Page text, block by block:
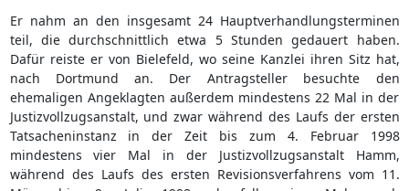
Er nahm an den insgesamt 24 Hauptverhandlungsterminen
teil, die durchschnittlich etwa 5 Stunden gedauert haben.
Dafür reiste er von Bielefeld, wo seine Kanzlei ihren Sitz hat,
nach Dortmund an. Der Antragsteller besuchte den
ehemaligen Angeklagten außerdem mindestens 22 Mal in der
Justizvollzugsanstalt, und zwar während des Laufs der ersten
Tatsacheninstanz in der Zeit bis zum 4. Februar 1998
mindestens vier Mal in der Justizvollzugsanstalt Hamm,
während des Laufs des ersten Revisionsverfahrens vom 11.